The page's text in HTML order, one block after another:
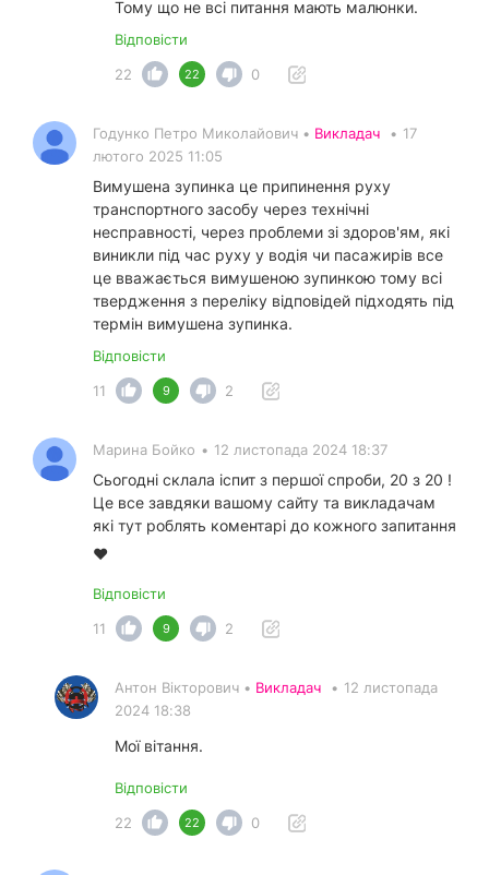
Тому що не всі питання мають малюнки.
Відповісти
22
22 0
Годунко Петро Миколайович • Викладач • 17
лютого 2025 11:05
Вимушена зупинка це припинення руху
транспортного засобу через технічні
несправності, через проблеми зі здоров'ям, які
виникли під час руху у водія чи пасажирів все
це вважається вимушеною зупинкою тому всі
твердження з переліку відповідей підходять під
термін вимушена зупинка.
Відповісти
11
9 2
Марина Бойко • 12 листопада 2024 18:37
Сьогодні склала іспит з першої спроби, 20 з 20 !
Це все завдяки вашому сайту та викладачам
які тут роблять коментарі до кожного запитання
❤️
Відповісти
11
9 2
Антон Вікторович • Викладач • 12 листопада
2024 18:38
Мої вітання.
Відповісти
22
22 0